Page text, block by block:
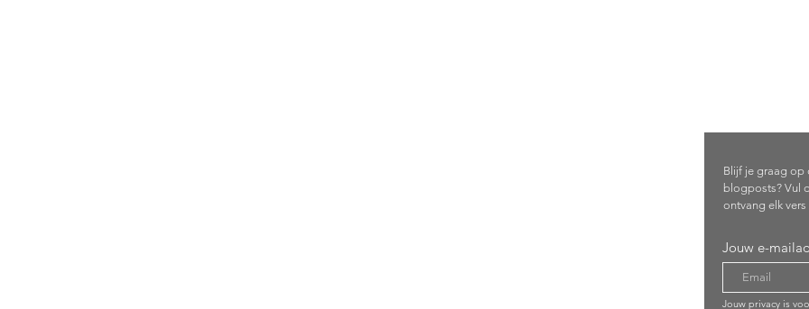
Blijf je graag op
blogposts? Vul
ontvang elk
Jouw e-
Jouw privacy is